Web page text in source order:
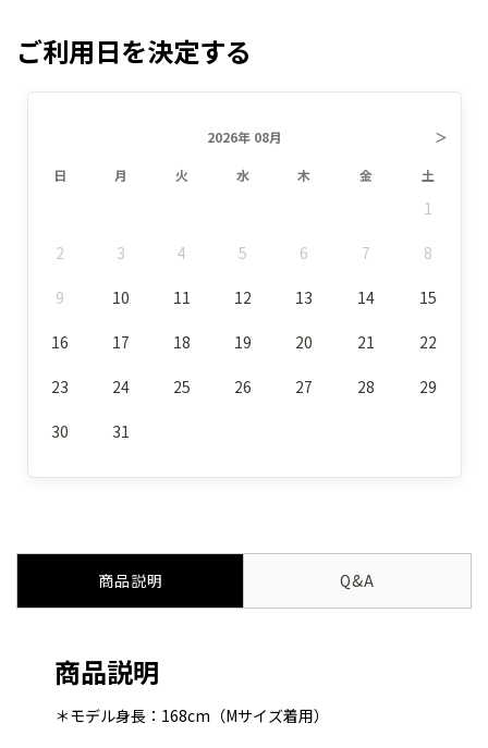
ご利用日を決定する
2026年 08月 ＞
日 月 火 水 木 金 土
1
2 3 4 5 6 7 8
9 10 11 12 13 14 15
16 17 18 19 20 21 22
23 24 25 26 27 28 29
30 31
商品説明 Q&A
商品説明
＊モデル身長：168cm（Mサイズ着用）